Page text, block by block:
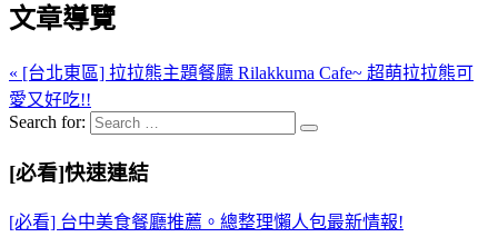
文章導覽
« [台北東區] 拉拉熊主題餐廳 Rilakkuma Cafe~ 超萌拉拉熊可
愛又好吃!!
Search for:
[必看]快速連結
[必看] 台中美食餐廳推薦。總整理懶人包最新情報!